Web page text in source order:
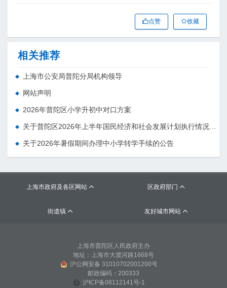
点赞 收藏
相关推荐
上海市公安局普陀分局机构领导
网站声明
2026年普陀区小学升初中对口方案
关于2026年暑假期间办理中小学转学手续的公告
上海市政府及各区网站  区政府部门 
街道镇  友好城市网站 
上海市普陀区人民政府主办
地址：上海市大渡河路1668号
沪公网安备 31010702001200号
邮政编码：200333
沪ICP备08112141号-1